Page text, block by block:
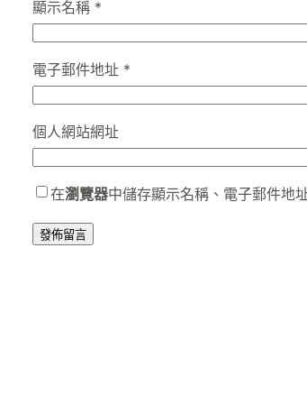
顯示名稱 *
電子郵件地址 *
個人網站網址
在瀏覽器中儲存顯示名稱、電子郵件地